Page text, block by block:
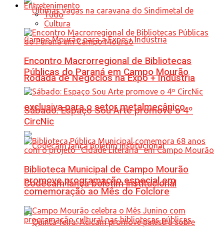
Rodada de Negócios na Expo + Indústria
exclusiva para o setor metalmecânico
Codecam lança boletim institucional
Entretenimento
Tudo
Cultura
Encontro Macrorregional de Bibliotecas
Públicas do Paraná em Campo Mourão
Sábado: Espaço Sou Arte promove o 4º
CircNic
Biblioteca Municipal de Campo Mourão
promove programação especial em
comemoração ao Mês do Folclore